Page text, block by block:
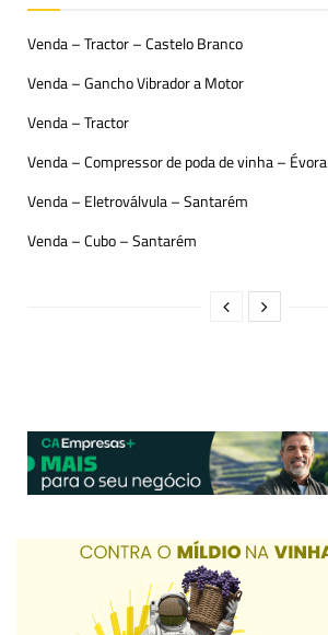
Venda – Tractor – Castelo Branco
Venda – Gancho Vibrador a Motor
Venda – Tractor
Venda – Compressor de poda de vinha – Évora
Venda – Eletroválvula – Santarém
Venda – Cubo – Santarém